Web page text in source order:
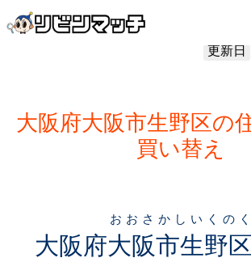
更新日
大阪府大阪市生野区の
買い替え
大阪府大阪市生野区
おおさかしいくのく